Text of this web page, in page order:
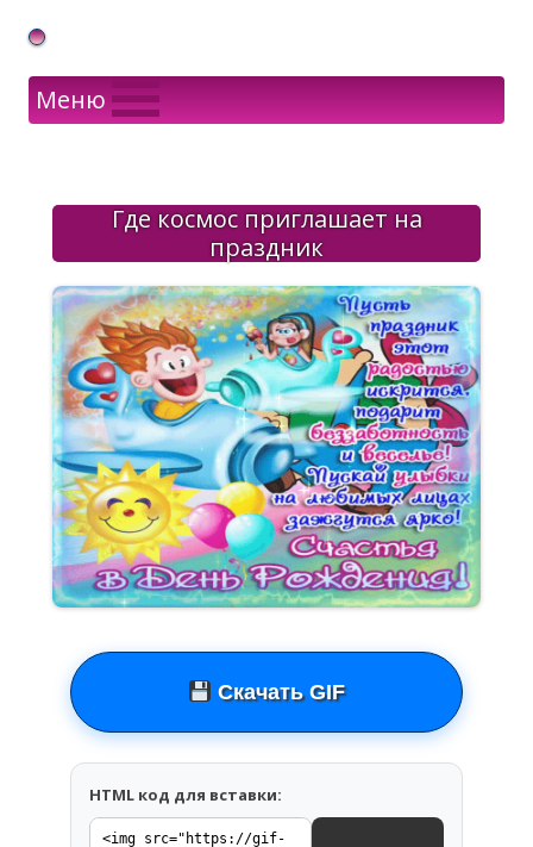
Gif Открытки в подарок
Меню
Где космос приглашает на
праздник
Скачать GIF
HTML код для вставки: